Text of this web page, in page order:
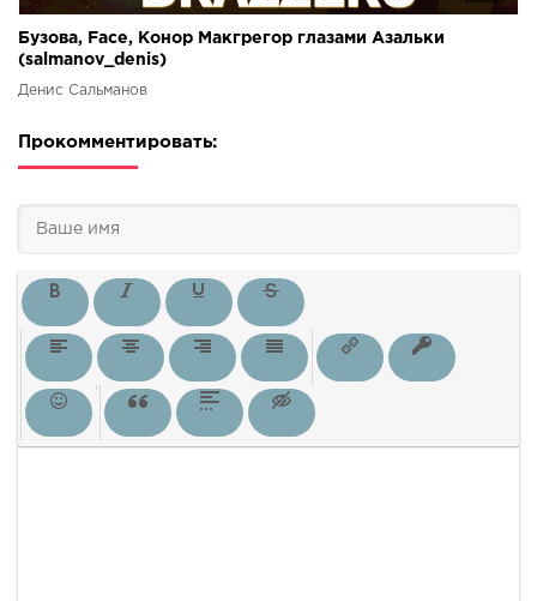
Бузова, Face, Конор Макгрегор глазами Азальки
(salmanov_denis)
Денис Сальманов
Прокомментировать: